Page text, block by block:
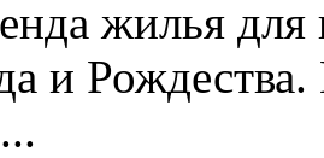
жилья для
и